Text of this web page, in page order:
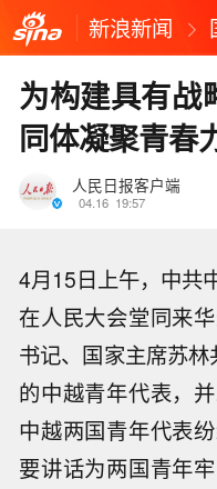
新浪新闻
为构建具有战
同体凝聚青春
人民日报客户端
04.16 19:57
4月15日上午，中共
在人民大会堂同来
书记、国家主席苏林
的中越青年代表，
中越两国青年代表
要讲话为两国青年